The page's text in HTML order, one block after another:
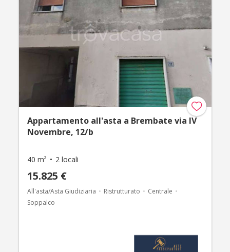
Appartamento all'asta a Brembate via IV
Novembre, 12/b
40 m² 2 locali
15.825 €
All'asta/Asta Giudiziaria Ristrutturato
Centrale
Soppalco